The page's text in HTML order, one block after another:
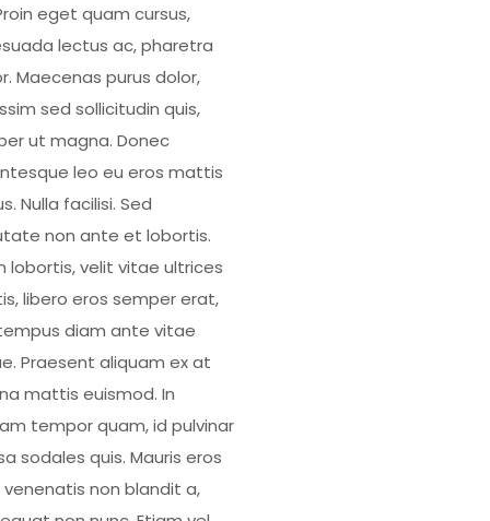
eget quam cursus,
lectus ac, pharetra
Maecenas purus dolor,
sed sollicitudin quis,
ut magna. Donec
leo eu eros mattis
Nulla facilisi. Sed
non ante et lobortis.
lobortis, velit vitae ultrices
libero eros semper erat,
diam ante vitae
Praesent aliquam ex at
mattis euismod. In
tempor quam, id pulvinar
sodales quis. Mauris eros
venenatis non blandit a,